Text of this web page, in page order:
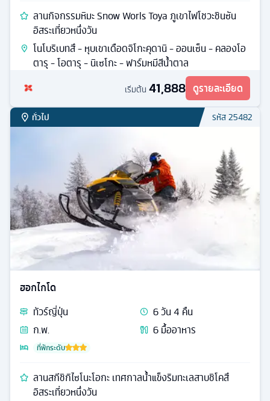
ลานกิจกรรมหิมะ Snow Worls Toya ภูเขาไฟโชวะชินซัน
อิสระเที่ยวหนึ่งวัน
โนโบริเบทสึ - หุบเขาเดือดจิโกะคุดานิ - ออนเซ็น - คลองโอ
ตารุ - โอตารุ - นิเซโกะ - ฟาร์มหมีสีน้ำตาล
เริ่มต้น 41,888 ดูรายละเอียด
ทั่วไป รหัส25482
ฮอกไกโด
ทัวร์ญี่ปุ่น 6วัน4 คืน
ก.พ.
6มื้ออาหาร
ที่พักระดับ
ลานสกีชิกิไซโนะโอกะ เทศกาลน้ำแข็งริมทะเลสาบชิโคสึ
อิสระเที่ยวหนึ่งวัน